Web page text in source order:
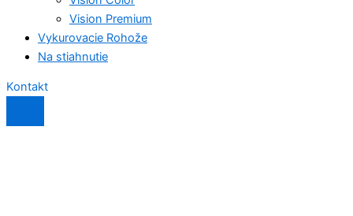
Vision Premium
Vykurovacie Rohože
Na stiahnutie
Kontakt